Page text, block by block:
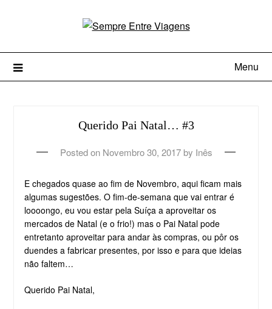
Menu
Querido Pai Natal… #3
Posted on Novembro 30, 2017by Inês
E chegados quase ao fim de Novembro, aqui ficam mais
algumas sugestões. O fim-de-semana que vai entrar é
loooongo, eu vou estar pela Suíça a aproveitar os
mercados de Natal (e o frio!) mas o Pai Natal pode
entretanto aproveitar para andar às compras, ou pôr os
duendes a fabricar presentes, por isso e para que ideias
não faltem…
Querido Pai Natal,